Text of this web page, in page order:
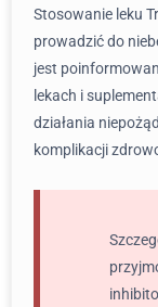
Stosowanie leku
prowadzić do
jest
lekach i
działania
komplikacji